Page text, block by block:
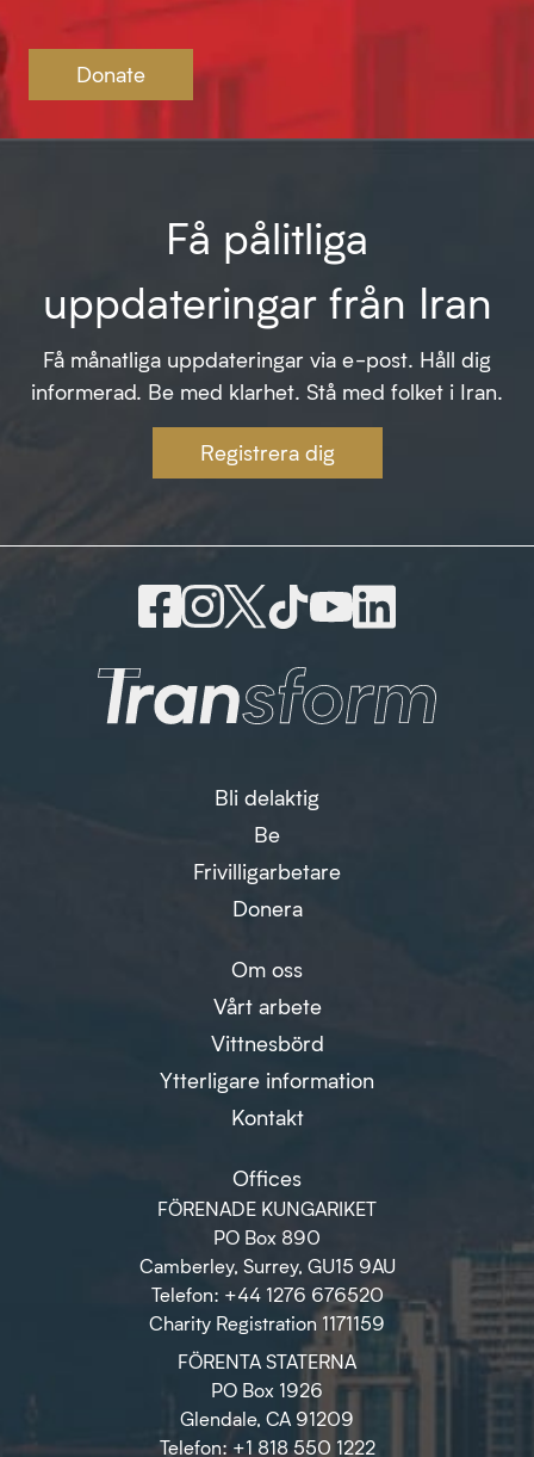
Donate
Få pålitliga
uppdateringar från Iran
Få månatliga uppdateringar via e-post. Håll dig
informerad. Be med klarhet. Stå med folket i Iran.
Registrera dig
Bli delaktig
Be
Frivilligarbetare
Donera
Om oss
Vårt arbete
Vittnesbörd
Ytterligare information
Kontakt
Offices
FÖRENADE KUNGARIKET
PO Box 890
Camberley, Surrey, GU15 9AU
Telefon: +44 1276 676520
Charity Registration 1171159
FÖRENTA STATERNA
PO Box 1926
Glendale, CA 91209
Telefon: +1 818 550 1222